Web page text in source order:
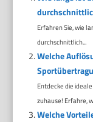
Erfahren Sie, wie
durchschnittlich...
Welche
Entdecke die
zuhause! Erfahre,
Welche